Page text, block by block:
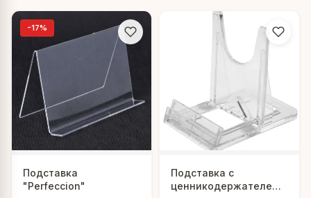
-17%
Подставка
"Perfeccion"
Подставка с
ценникодержателем